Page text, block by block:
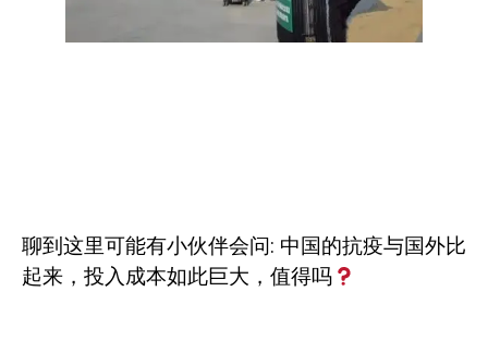
聊到这里可能有小伙伴会问: 中国的抗疫与国外比
起来，投入成本如此巨大，值得吗